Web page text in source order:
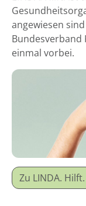
angewiesen
Bundesverband
einmal vorbei.
Zu LINDA. Hilft.